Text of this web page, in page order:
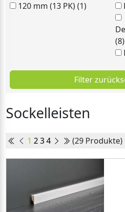
120 mm (13 PK) (1)
(8)
Filter
Sockelleisten
1 234 (29 Produkte)